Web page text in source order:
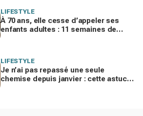
LIFESTYLE
À 70 ans, elle cesse d’appeler ses
enfants adultes : 11 semaines de
LIFESTYLE
Je n’ai pas repassé une seule
chemise depuis janvier : cette astuce